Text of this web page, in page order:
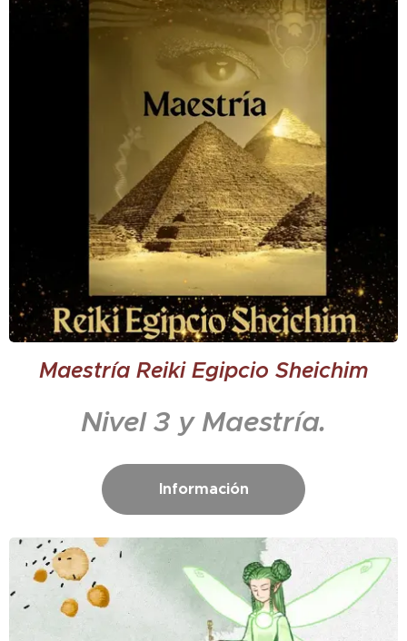
Maestría Reiki Egipcio Sheichim
Nivel 3 y Maestría.
Información